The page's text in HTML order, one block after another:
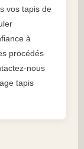
vos tapis de
à
procédés
nous
tapis